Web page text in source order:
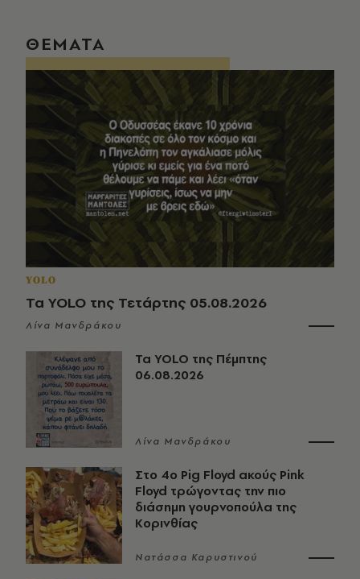
ΘΕΜΑΤΑ
YOLO
Τα YOLO της Τετάρτης 05.08.2026
Λίνα Μανδράκου
Τα YOLO της Πέμπτης
06.08.2026
Λίνα Μανδράκου
Στο 4ο Pig Floyd ακούς Pink
Floyd τρώγοντας την πιο
διάσημη γουρνοπούλα της
Κορινθίας
Νατάσσα Καρυστινού